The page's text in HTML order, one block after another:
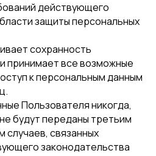
действующего
защиты персональных
сохранность
принимает все возможные
к персональным данным
Пользователя никогда,
будут переданы третьим
случаев, связанных
законодательства
свяжемся